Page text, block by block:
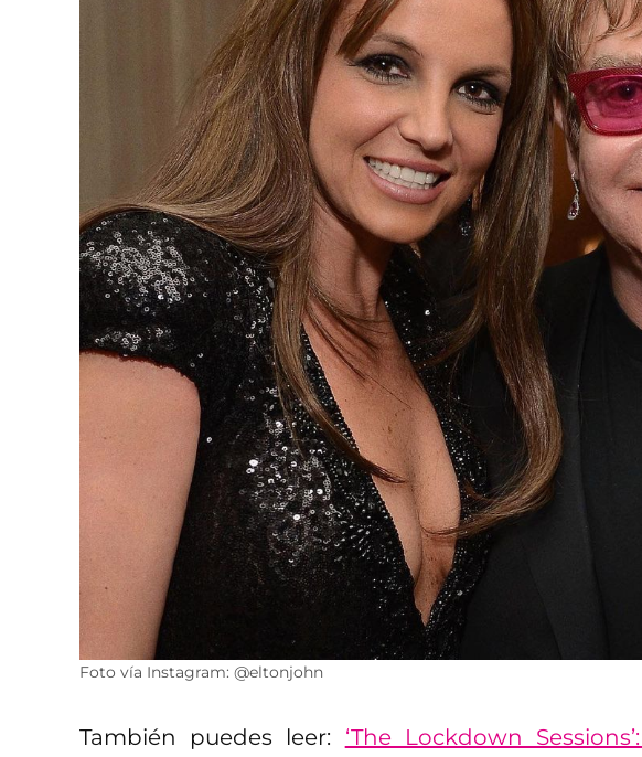
Foto vía Instagram: @eltonjohn
También puedes leer: ‘The Lockdown Sessions’: